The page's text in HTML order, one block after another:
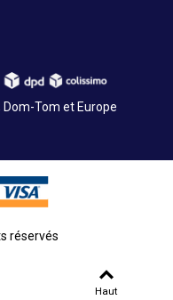
Dom-Tom et Europe
réservés
Haut